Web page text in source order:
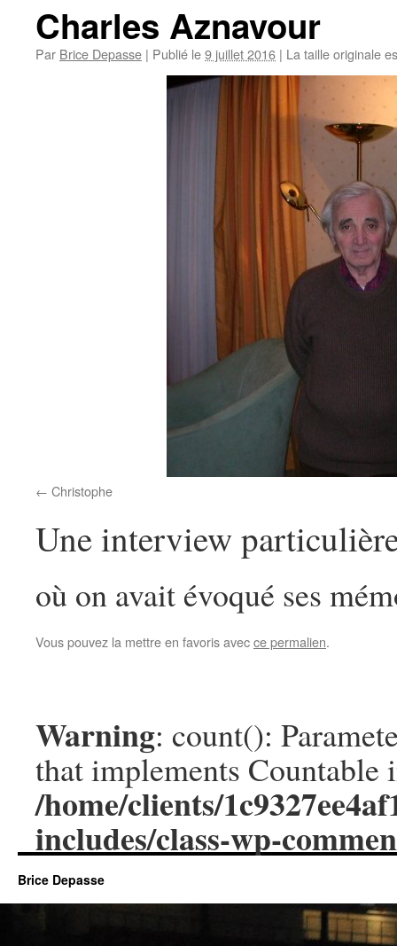
Charles Aznavour
Par Brice Depasse | Publié le9 juillet 2016 | La taille originale
Christophe
Une interview
où on avait évoqué ses
Vous pouvez la mettre en favoris avecce permalien.
Warning: count():
that implements Countable
/home/clients/
includes/class-wp-
Brice Depasse